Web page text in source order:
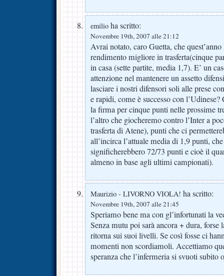
emilio ha scritto:
Novembre 19th, 2007 alle 21:12
Avrai notato, caro Guetta, che
rendimento migliore in trasferta(cinque
in casa (sette partite, media 1,7). E’ un
attenzione nel mantenere un assetto
lasciare i nostri difensori soli alle prese
e rapidi, come è successo con
la firma per cinque punti nelle prossime
l’altro che giocheremo contro l’Inter a
trasferta di Atene), punti che ci
all’incirca l’attuale media di 1,9 punti,
significherebbero 72/73 punti e cioè il
almeno in base agli ultimi campionati).
Maurizio - LIVORNO VIOLA! ha scritto:
Novembre 19th, 2007 alle 21:45
Speriamo bene ma con gl’infortunati la
Senza mutu poi sarà ancora + dura, forse
ritorna sui suoi livelli. Se così fosse ci
momenti non scordiamoli. Accettiamo
speranza che l’infermeria si svuoti subito